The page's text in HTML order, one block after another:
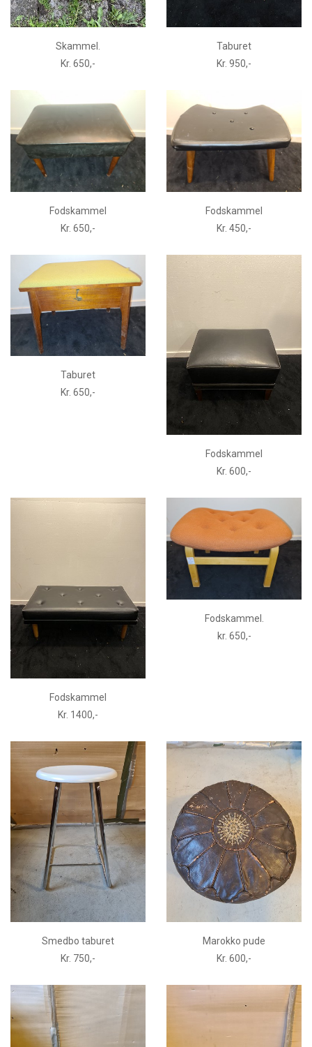
Skammel.
Kr. 650,-
Taburet
Kr. 950,-
Fodskammel
Kr. 650,-
Fodskammel
Kr. 450,-
Taburet
Kr. 650,-
Fodskammel
Kr. 600,-
Fodskammel
Kr. 1400,-
Fodskammel.
kr. 650,-
Smedbo taburet
Kr. 750,-
Marokko pude
Kr. 600,-